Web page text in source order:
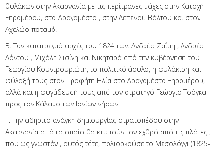
θυλάκων στην Ακαρνανία με τις περίτρανες μάχες στην Κατοχή
Ξηρομέρου, στο Δραγαμέστο , στην Λεπενού Βάλτου και στον
Αχελώο ποταμό.
Β. Τον κατατρεγμό αρχές του 1824 των: Ανδρέα Ζαΐμη , Ανδρέα
Λόντου , Μιχάλη Σισίνη και Νικηταρά από την κυβέρνηση του
Γεωργίου Κουντρουριώτη, το πολιτικό άσυλο, η φυλάκιση και
φύλαξή τους στον Προφήτη Ηλία στο Δραγαμέστο Ξηρομέρου,
αλλά και η φυγάδευσή τους από τον στρατηγό Γεώργιο Τσόγκα
προς τον Κάλαμο των Ιονίων νήσων.
Γ. Την αδήριτο ανάγκη δημιουργίας στρατοπέδου στην
Ακαρνανία από το οποίο θα κτυπούν τον εχθρό από τις πλάτες ,
που ως γνωστόν , αυτός τότε, πολιορκούσε το Μεσολόγγι (1825-